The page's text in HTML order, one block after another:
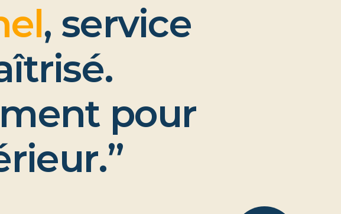
el, service
îtrisé.
ment pour
rieur.”